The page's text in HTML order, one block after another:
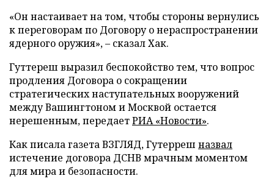
«Он настаивает на том, чтобы стороны вернулись
к переговорам по Договору о нераспространении
ядерного оружия», – сказал Хак.
Гуттереш выразил беспокойство тем, что вопрос
продления Договора о сокращении
стратегических наступательных вооружений
между Вашингтоном и Москвой остается
нерешенным, передаетРИА «Новости».
Как писала газета ВЗГЛЯД, Гутерреш назвал
истечение договора ДСНВ мрачным моментом
для мира и безопасности.